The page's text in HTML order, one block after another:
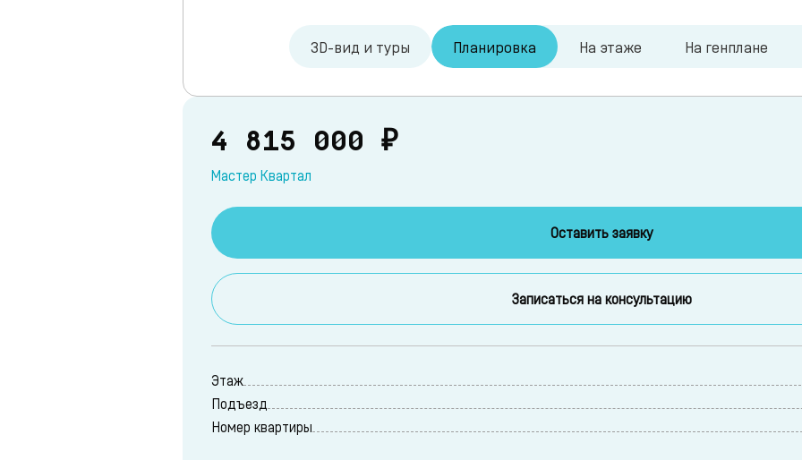
3D-вид и туры Планировка На этаже На генплане
4 815 000 ₽
Мастер Квартал
Оставить заявку
Записаться на консультацию
Этаж
Подъезд
Номер квартиры